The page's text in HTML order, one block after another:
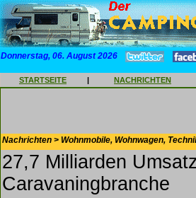
Donnerstag, 06. August 2026
STARTSEITE | NACHRICHTEN
Nachrichten > Wohnmobile, Wohnwagen,
27,7 Milliarden
Caravaningbranche